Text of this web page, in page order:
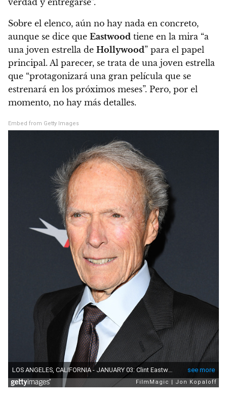
verdad y entregarse”.
Sobre el elenco, aún no hay nada en concreto,
aunque se dice que Eastwood tiene en la mira “a
una joven estrella de Hollywood” para el papel
principal. Al parecer, se trata de una joven estrella
que “protagonizará una gran película que se
estrenará en los próximos meses”. Pero, por el
momento, no hay más detalles.
Embed from Getty Images